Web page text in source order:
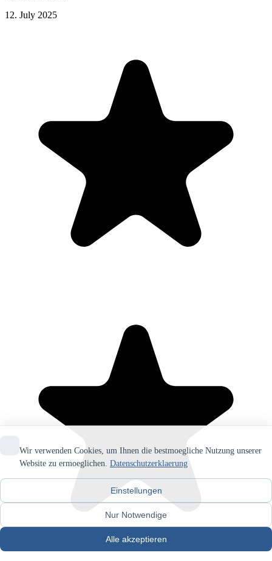
12. July 2025
Wir verwenden Cookies, um Ihnen die bestmoegliche Nutzung unserer
Website zu ermoeglichen. Datenschutzerklaerung
Einstellungen
Nur Notwendige
Alle akzeptieren